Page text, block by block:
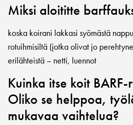
Miksi aloititte
koska koirani lakkasi syömästä
rotuihmisiltä (jotka olivat jo
erilähteistä – netti, luennot
Kuinka itse koit
Oliko se helppoa,
mukavaa vaihtelua?